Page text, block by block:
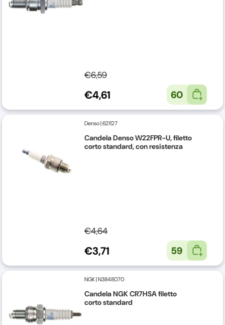
€6,59
€4,61 60
Denso|621127
Candela Denso W22FPR-U, filetto
corto standard, con resistenza
€4,64
€3,71 59
NGK|N3848070
Candela NGK CR7HSA filetto
corto standard